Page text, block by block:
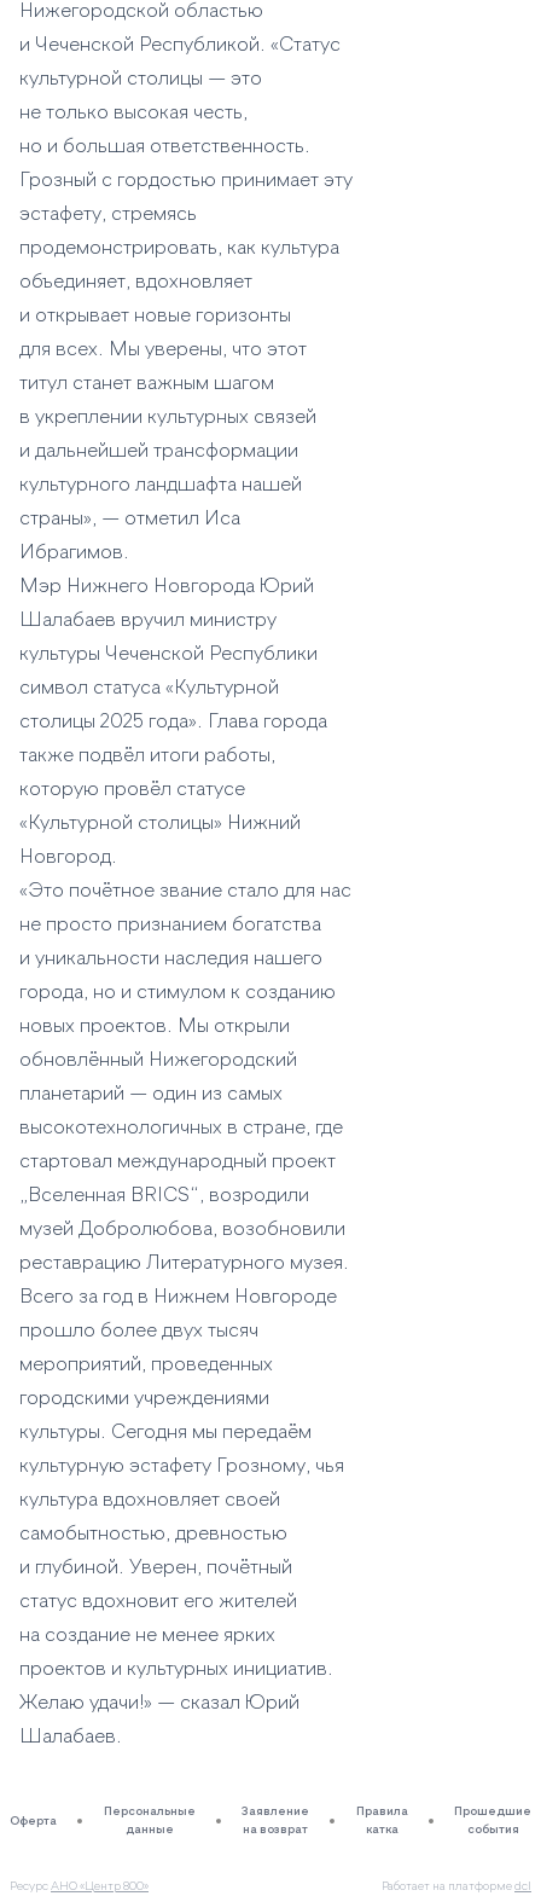
Нижегородской областью
и Чеченской Республикой. «Статус
культурной столицы — это
не только высокая честь,
но и большая ответственность.
Грозный с гордостью принимает эту
эстафету, стремясь
продемонстрировать, как культура
объединяет, вдохновляет
и открывает новые горизонты
для всех. Мы уверены, что этот
титул станет важным шагом
в укреплении культурных связей
и дальнейшей трансформации
культурного ландшафта нашей
страны», — отметил Иса
Ибрагимов.
Мэр Нижнего Новгорода Юрий
Шалабаев вручил министру
культуры Чеченской Республики
символ статуса «Культурной
столицы 2025 года». Глава города
также подвёл итоги работы,
которую провёл статусе
«Культурной столицы» Нижний
Новгород.
«Это почётное звание стало для нас
не просто признанием богатства
и уникальности наследия нашего
города, но и стимулом к созданию
новых проектов. Мы открыли
обновлённый Нижегородский
планетарий — один из самых
высокотехнологичных в стране, где
стартовал международный проект
„Вселенная BRICS“, возродили
музей Добролюбова, возобновили
реставрацию Литературного музея.
Всего за год в Нижнем Новгороде
прошло более двух тысяч
мероприятий, проведенных
городскими учреждениями
культуры. Сегодня мы передаём
культурную эстафету Грозному, чья
культура вдохновляет своей
самобытностью, древностью
и глубиной. Уверен, почётный
статус вдохновит его жителей
на создание не менее ярких
проектов и культурных инициатив.
Желаю удачи!» — сказал Юрий
Шалабаев.
Оферта
Персональные
данные
Заявление
на возврат
Правила
катка
Прошедшие
события
Ресурс АНО «Центр 800» Работает на платформе dcl